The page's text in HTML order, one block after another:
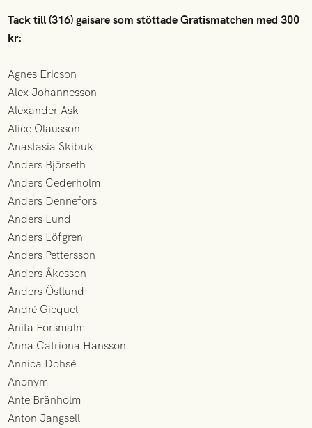
Tack till (316) gaisare som stöttade Gratismatchen med 300
kr:
Agnes Ericson
Alex Johannesson
Alexander Ask
Alice Olausson
Anastasia Skibuk
Anders Björseth
Anders Cederholm
Anders Dennefors
Anders Lund
Anders Löfgren
Anders Pettersson
Anders Åkesson
Anders Östlund
André Gicquel
Anita Forsmalm
Anna Catriona Hansson
Annica Dohsé
Anonym
Ante Bränholm
Anton Jangsell